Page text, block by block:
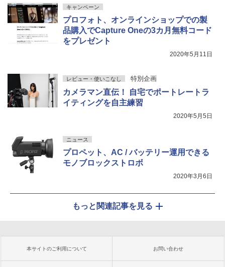
キャンペーン
プロフォト、オンラインショップでの製
品購入でCapture Oneの3カ月無料コード
をプレゼント
2020年5月11日
レビュー・使いこなし 特別企画
カメラマン直伝！ 自宅でポートレートラ
イティングを自主練習
2020年5月5日
ニュース
プロペット、AC / バッテリー運用できる
モノブロックストロボ
2020年3月6日
もっと関連記事を見る
本サイトのご利用について お問い合わせ